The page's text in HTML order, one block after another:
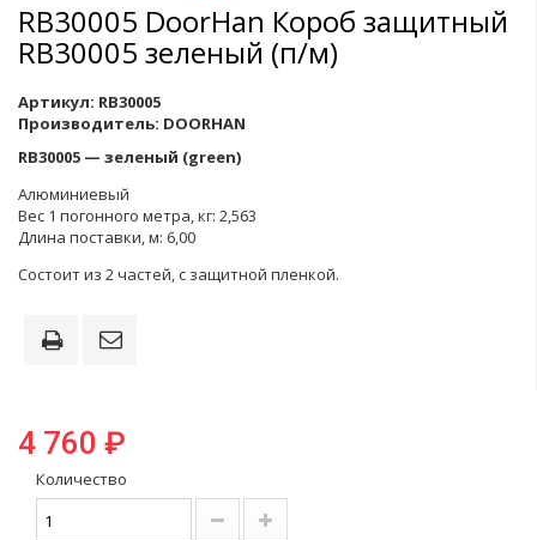
RB30005 DoorHan Короб защитный
RB30005 зеленый (п/м)
Артикул: RB30005
Производитель: DOORHAN
RB30005 — зеленый (green)
Алюминиевый
Вес 1 погонного метра, кг: 2,563
Длина поставки, м: 6,00
Состоит из 2 частей, с защитной пленкой.
4 760 ₽
Количество